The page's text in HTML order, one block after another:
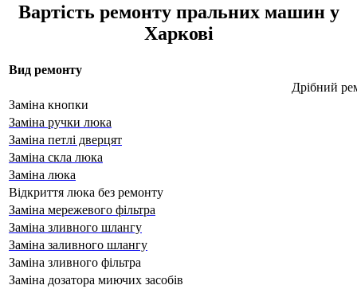
Вартість ремонту пральних машин у
Харкові
Вид ремонту
Дрібний
Заміна кнопки
Заміна ручки люка
Заміна петлі дверцят
Заміна скла люка
Заміна люка
Відкриття люка без ремонту
Заміна мережевого фільтра
Заміна зливного шлангу
Заміна заливного шлангу
Заміна зливного фільтра
Заміна дозатора миючих засобів